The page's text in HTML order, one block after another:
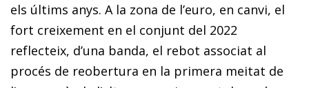
els últims anys. A la zona de l’euro, en canvi, el
fort creixement en el conjunt del 2022
reflecteix, d’una banda, el rebot associat al
procés de reobertura en la primera meitat de